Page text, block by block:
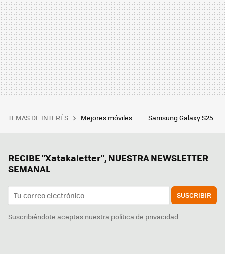
TEMAS DE INTERÉS Mejores móviles Samsung Galaxy S25
RECIBE "Xatakaletter", NUESTRA NEWSLETTER
SEMANAL
SUSCRIBIR
Suscribiéndote aceptas nuestra política de privacidad